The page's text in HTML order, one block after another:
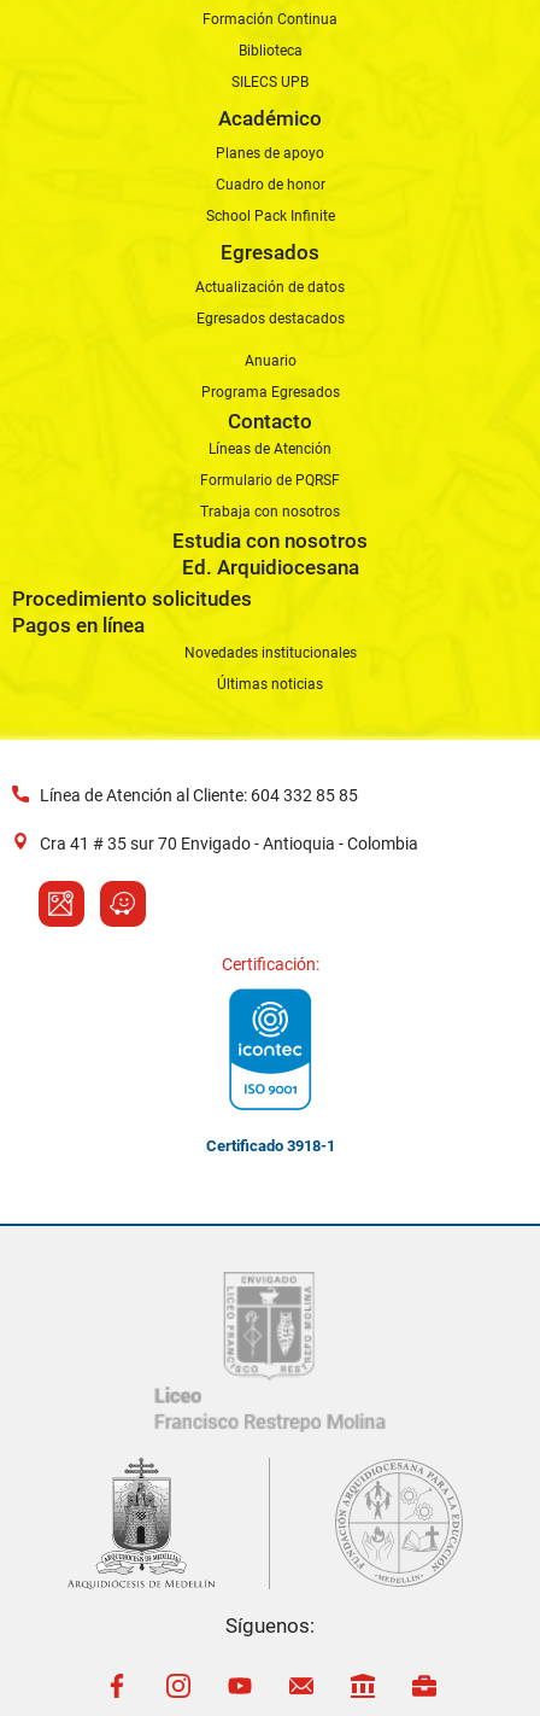
Formación Continua
Biblioteca
SILECS UPB
Académico
Planes de apoyo
Cuadro de honor
School Pack Infinite
Egresados
Actualización de datos
Egresados destacados
Anuario
Programa Egresados
Contacto
Líneas de Atención
Formulario de PQRSF
Trabaja con nosotros
Estudia con nosotros
Ed. Arquidiocesana
Procedimiento solicitudes
Pagos en línea
Novedades institucionales
Últimas noticias
Línea de Atención al Cliente: 604 332 85 85
Cra 41 # 35 sur 70 Envigado - Antioquia - Colombia
Certificación:
Certificado 3918-1
Síguenos:
Protección de Datos Personales , conforme a la
Ley 1581 de
2012
.